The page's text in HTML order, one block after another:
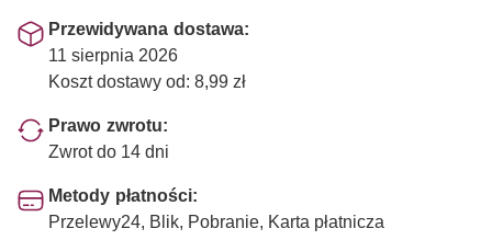
Przewidywana dostawa:
11 sierpnia 2026
Koszt dostawy od: 8,99 zł
Prawo zwrotu:
Zwrot do 14 dni
Metody płatności:
Przelewy24, Blik, Pobranie, Karta płatnicza